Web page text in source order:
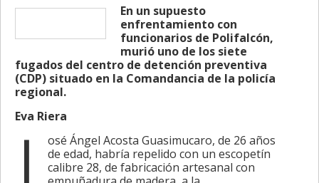
En un supuesto
enfrentamiento con
funcionarios de Polifalcón,
murió uno de los siete
fugados del centro de detención preventiva
(CDP) situado en la Comandancia de la policía
regional.
Eva Riera
osé Ángel Acosta Guasimucaro, de 26 años
de edad, habría repelido con un escopetín
calibre 28, de fabricación artesanal con